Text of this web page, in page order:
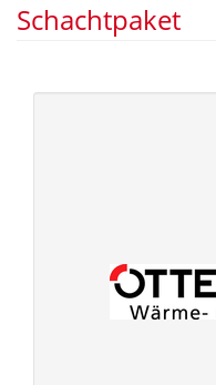
Schachtpaket